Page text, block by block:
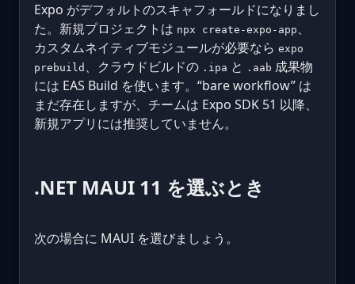
Expo がデフォルトのスキャフォールドになりまし
た。新規プロジェクトは npx create-expo-app 、
カスタムネイティブモジュールが必要なら expo
prebuild 、クラウドビルドの .ipa と .aab 成果物
には EAS Build を使います。“bare workflow” は
まだ存在しますが、チームは Expo SDK 51 以降、
新規アプリには推奨していません。
.NET MAUI 11 を選ぶとき
次の場合に MAUI を選びましょう。